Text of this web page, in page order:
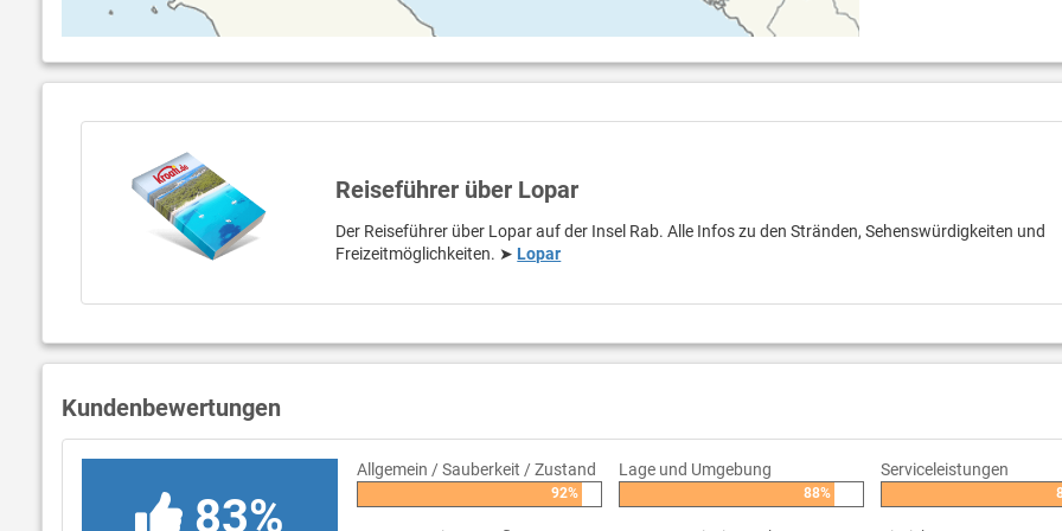
Reiseführer über Lopar
Der Reiseführer über Lopar auf der Insel Rab. Alle Infos zu den Stränden, Sehenswürdigkeiten und
Freizeitmöglichkeiten. ➤ Lopar
Kundenbewertungen
83%
Allgemein / Sauberkeit / Zustand
92%
Lage und Umgebung
88%
Serviceleistungen